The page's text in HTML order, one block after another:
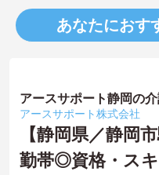
あなたにおす
アースサポート静岡の
アースサポート株式会社
【静岡県／静岡
勤帯◎資格・ス